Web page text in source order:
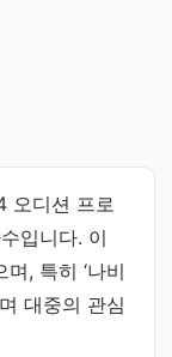
오디션 프로
입니다. 이
며, 특히 ‘나비
대중의 관심